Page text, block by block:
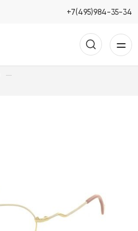
+7(495)984-35-34